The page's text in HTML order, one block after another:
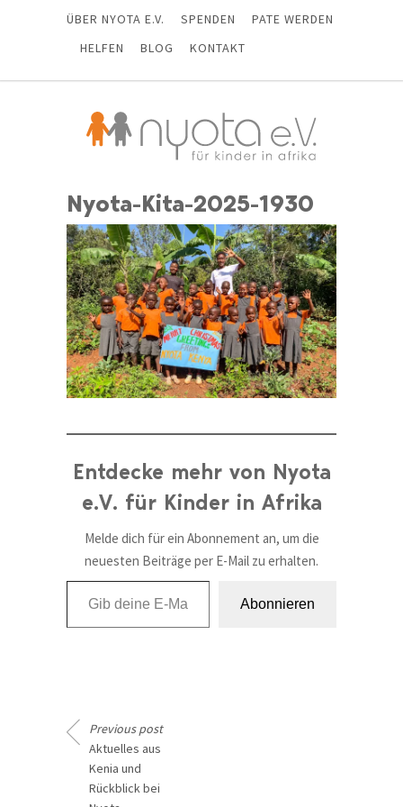
ÜBER NYOTA E.V. SPENDEN
PATE WERDEN
HELFEN
BLOG KONTAKT
Nyota-Kita-2025-1930
Entdecke mehr von Nyota
e.V. für Kinder in Afrika
Melde dich für ein Abonnement an, um die
neuesten Beiträge per E-Mail zu erhalten.
Gib deine E-Mail-Adresse ein ...
Abonnieren
Previous post
Aktuelles aus
Kenia und
Rückblick bei